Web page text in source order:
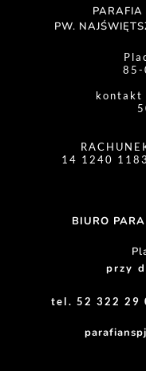
PARAFIA
PW.
85-
kontakt
14 1240
BIURO
przy
tel. 52 322 29